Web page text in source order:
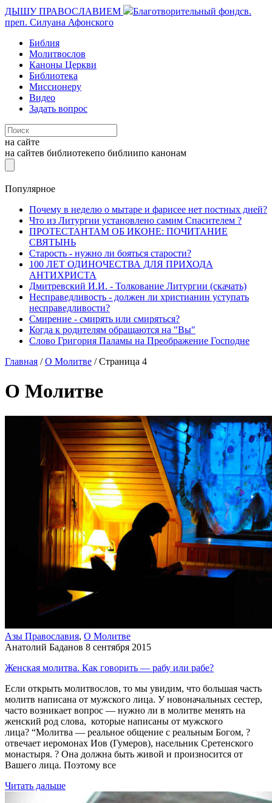
ДЫШУ ПРАВОСЛАВИЕМ Благотворительный фондсв.
преп. Силуана Афонского
Библия
Молитвослов
Каноны Церкви
Библиотека
Миссионеру
Видео
Задать вопрос
на сайте
на сайтев библиотекепо библиипо канонам
Популярное
Почему в неделю о мытаре и фарисее нет постных дней?
Что из Литургии установлено самим Спасителем ?
ПРОТЕСТАНТАМ ОБ ИКОНЕ: ПОЧИТАНИЕ
СВЯТЫНЬ
Старость - нужно ли бояться старости?
100 ЛЕТ ОДИНОЧЕСТВА ДЛЯ ПРИХОДА
АНТИХРИСТА
Дмитревский И.И. - Толкование Литургии (скачать)
Несправедливость - должен ли христианин уступать
несправедливости?
Смирение - смирять или смиряться?
Когда к родителям обращаются на "Вы"
Слово Григория Паламы на Преображение Господне
Главная /О Молитве /Страница 4
О Молитве
Азы Православия, О Молитве
Анатолий Баданов 8 сентября 2015
Женская молитва. Как говорить — рабу или рабе?
Если открыть молитвослов, то мы увидим, что большая часть
молитв написана от мужского лица. У новоначальных сестер,
часто возникает вопрос — нужно ли в молитве менять на
женский род слова, которые написаны от мужского
лица? “Молитва — реальное общение с реальным Богом, ?
отвечает иеромонах Иов (Гумеров), насельник Сретенского
монастыря. ? Она должна быть живой и произносится от
Вашего лица. Поэтому все
Читать дальше